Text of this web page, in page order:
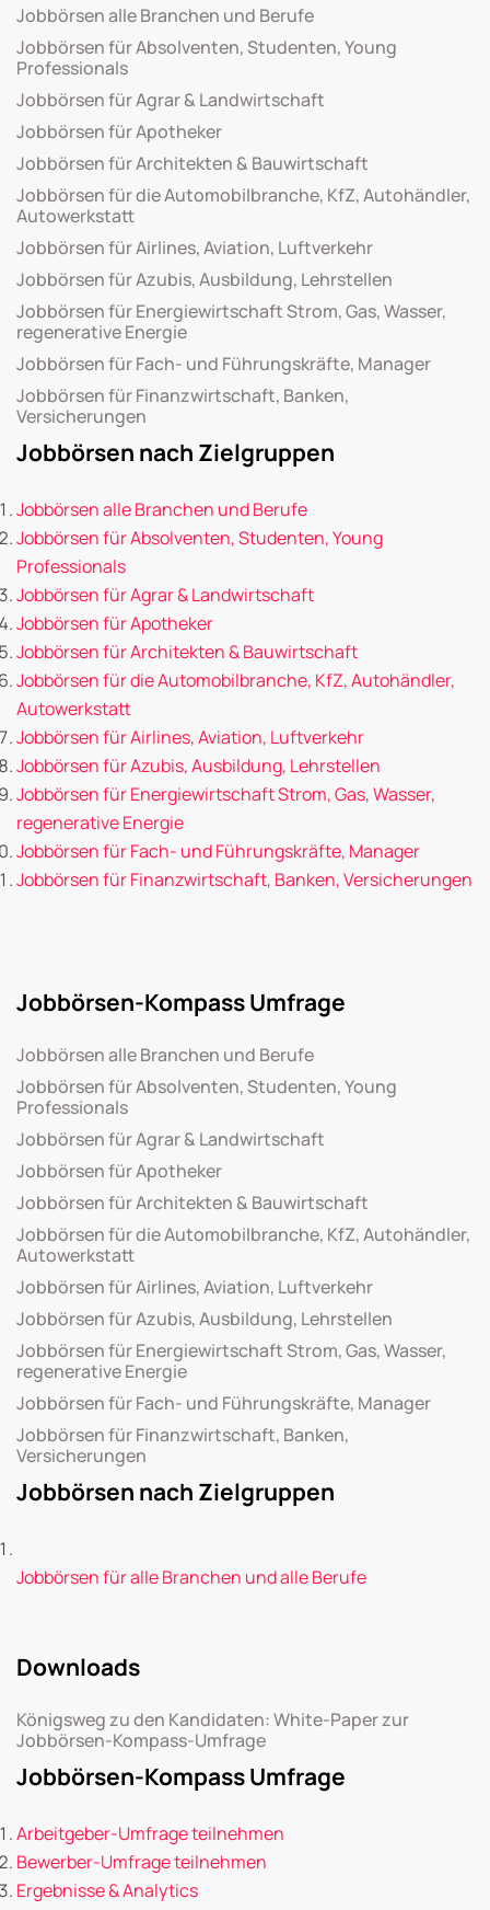
Jobbörsen alle Branchen und Berufe
Jobbörsen für Absolventen, Studenten, Young
Professionals
Jobbörsen für Agrar & Landwirtschaft
Jobbörsen für Apotheker
Jobbörsen für Architekten & Bauwirtschaft
Jobbörsen für die Automobilbranche, KfZ, Autohändler,
Autowerkstatt
Jobbörsen für Airlines, Aviation, Luftverkehr
Jobbörsen für Azubis, Ausbildung, Lehrstellen
Jobbörsen für Energiewirtschaft Strom, Gas, Wasser,
regenerative Energie
Jobbörsen für Fach- und Führungskräfte, Manager
Jobbörsen für Finanzwirtschaft, Banken,
Versicherungen
Jobbörsen nach Zielgruppen
Jobbörsen alle Branchen und Berufe
Jobbörsen für Absolventen, Studenten, Young
Professionals
Jobbörsen für Agrar & Landwirtschaft
Jobbörsen für Apotheker
Jobbörsen für Architekten & Bauwirtschaft
Jobbörsen für die Automobilbranche, KfZ, Autohändler,
Autowerkstatt
Jobbörsen für Airlines, Aviation, Luftverkehr
Jobbörsen für Azubis, Ausbildung, Lehrstellen
Jobbörsen für Energiewirtschaft Strom, Gas, Wasser,
regenerative Energie
Jobbörsen für Fach- und Führungskräfte, Manager
Jobbörsen für Finanzwirtschaft, Banken, Versicherungen
Jobbörsen-Kompass Umfrage
Jobbörsen alle Branchen und Berufe
Jobbörsen für Absolventen, Studenten, Young
Professionals
Jobbörsen für Agrar & Landwirtschaft
Jobbörsen für Apotheker
Jobbörsen für Architekten & Bauwirtschaft
Jobbörsen für die Automobilbranche, KfZ, Autohändler,
Autowerkstatt
Jobbörsen für Airlines, Aviation, Luftverkehr
Jobbörsen für Azubis, Ausbildung, Lehrstellen
Jobbörsen für Energiewirtschaft Strom, Gas, Wasser,
regenerative Energie
Jobbörsen für Fach- und Führungskräfte, Manager
Jobbörsen für Finanzwirtschaft, Banken,
Versicherungen
Jobbörsen nach Zielgruppen
Jobbörsen für alle Branchen und alle Berufe
Downloads
Königsweg zu den Kandidaten: White-Paper zur
Jobbörsen-Kompass-Umfrage
Jobbörsen-Kompass Umfrage
Arbeitgeber-Umfrage teilnehmen
Bewerber-Umfrage teilnehmen
Ergebnisse & Analytics